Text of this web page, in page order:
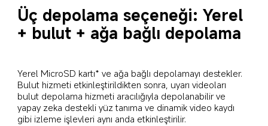
Üç depolama seçeneği: Yerel
+ bulut + ağa bağlı depolama
Yerel MicroSD kartı* ve ağa bağlı depolamayı destekler.
Bulut hizmeti etkinleştirildikten sonra, uyarı videoları
bulut depolama hizmeti aracılığıyla depolanabilir ve
yapay zeka destekli yüz tanıma ve dinamik video kaydı
gibi izleme işlevleri aynı anda etkinleştirilir.